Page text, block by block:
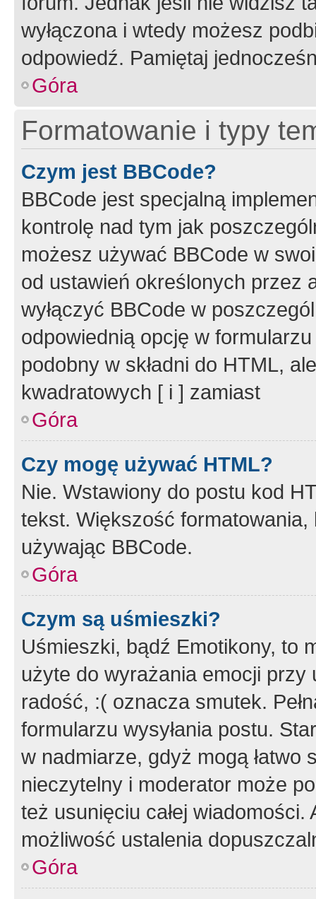
wyłączona i wtedy możesz
odpowiedź. Pamiętaj
Góra
Formatowanie i typy
Czym jest BBCode?
BBCode jest specjalną
kontrolę nad tym jak
możesz używać BBCode w
od ustawień określonych przez
wyłączyć BBCode w
odpowiednią opcję w
podobny w składni do HTML,
kwadratowych [ i ] zamiast
Góra
Czy mogę używać HTML?
Nie. Wstawiony do postu kod
tekst. Większość
używając BBCode.
Góra
Czym są uśmieszki?
Uśmieszki, bądź Emotikony, to
użyte do wyrażania emocji
radość, :( oznacza smutek.
formularzu wysyłania postu.
w nadmiarze, gdyż mogą
nieczytelny i moderator może
też usunięciu całej
możliwość ustalenia
Góra